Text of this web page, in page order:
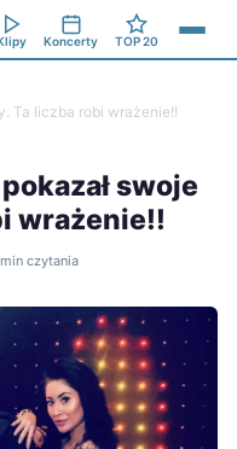
Koncerty TOP 20
Ta liczba robi wrażenie!!
swoje
wrażenie!!
czytania